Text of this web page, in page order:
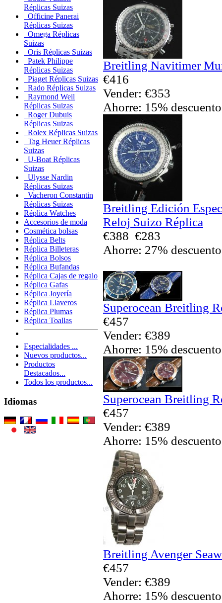
Réplicas Suizas
Officine Panerai
Réplicas Suizas
Omega Réplicas
Suizas
Oris Réplicas Suizas
Patek Philippe
Réplicas Suizas
Piaget Réplicas Suizas
Rado Réplicas Suizas
Raymond Weil
Réplicas Suizas
Roger Dubuis
Réplicas Suizas
Rolex Réplicas Suizas
Tag Heuer Réplicas
Suizas
U-Boat Réplicas
Suizas
Ulysse Nardin
Réplicas Suizas
Vacheron Constantin
Réplicas Suizas
Réplica Watches
Accesorios de moda
Cosmética bolsas
Réplica Belts
Réplica Billeteras
Réplica Bolsos
Réplica Bufandas
Réplica Cajas de regalo
Réplica Gafas
Réplica Joyería
Réplica Llaveros
Réplica Plumas
Réplica Toallas
Especialidades ...
Nuevos productos...
Productos
Destacados...
Todos los productos...
Idiomas
Breitling Navitimer
€416
Vender: €353
Ahorre: 15% descuento
Breitling Edición
Reloj Suizo Réplica
€388 €283
Ahorre: 27% descuento
Superocean Breitling
€457
Vender: €389
Ahorre: 15% descuento
Superocean Breitling
€457
Vender: €389
Ahorre: 15% descuento
Breitling Avenger
€457
Vender: €389
Ahorre: 15% descuento